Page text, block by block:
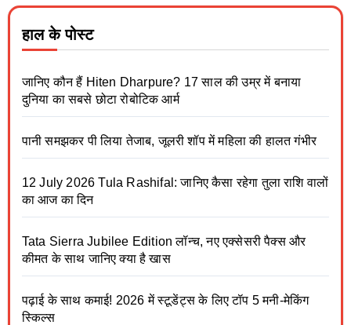
हाल के पोस्ट
जानिए कौन हैं Hiten Dharpure? 17 साल की उम्र में बनाया
दुनिया का सबसे छोटा रोबोटिक आर्म
पानी समझकर पी लिया तेजाब, जूलरी शॉप में महिला की हालत गंभीर
12 July 2026 Tula Rashifal: जानिए कैसा रहेगा तुला राशि वालों
का आज का दिन
Tata Sierra Jubilee Edition लॉन्च, नए एक्सेसरी पैक्स और
कीमत के साथ जानिए क्या है खास
पढ़ाई के साथ कमाई! 2026 में स्टूडेंट्स के लिए टॉप 5 मनी-मेकिंग
स्किल्स